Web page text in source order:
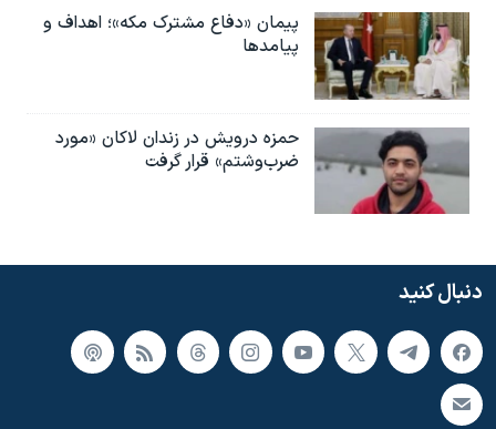
پیمان «دفاع مشترک مکه»؛ اهداف و
پیامدها
حمزه درویش در زندان لاکان «مورد
ضرب‌وشتم» قرار گرفت
دنبال کنید